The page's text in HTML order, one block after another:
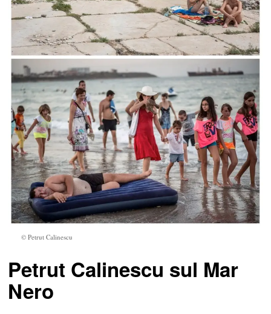
© Petrut Calinescu
Petrut Calinescu sul Mar
Nero